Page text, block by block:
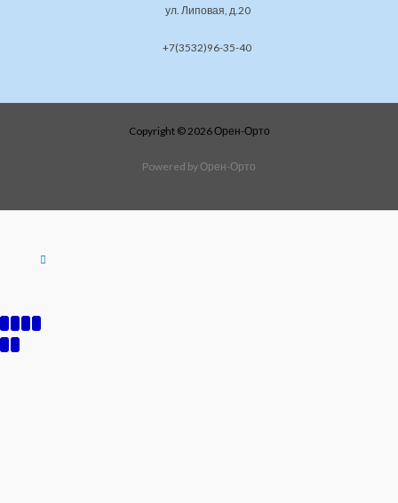
ул. Липовая, д.20
+7(3532)96-35-40
Copyright © 2026 Орен-Орто
Powered by Орен-Орто